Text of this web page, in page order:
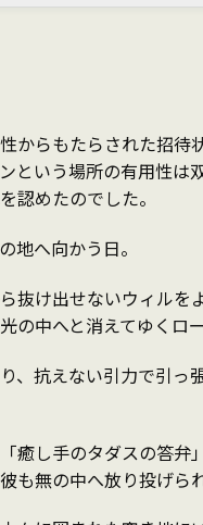
からもたらされた招待
という場所の有用性は
認めたのでした。
地へ向かう日。
抜け出せないウィルを
の中へと消えてゆくロー
、抗えない引力で引っ
癒し手のタダスの答弁
も無の中へ放り投げられ